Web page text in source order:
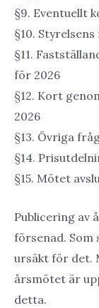
§9. Eventuellt
§10.
§11.
för 2026
§12. Kort
2026
§13. Övriga
§14.
§15. Mötet
Publicering av
försenad. Som
ursäkt för det.
årsmötet är
detta.